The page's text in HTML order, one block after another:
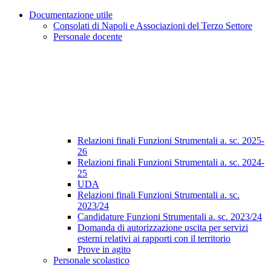
Documentazione utile
Consolati di Napoli e Associazioni del Terzo Settore
Personale docente
Relazioni finali Funzioni Strumentali a. sc. 2025-
26
Relazioni finali Funzioni Strumentali a. sc. 2024-
25
UDA
Relazioni finali Funzioni Strumentali a. sc.
2023/24
Candidature Funzioni Strumentali a. sc. 2023/24
Domanda di autorizzazione uscita per servizi
esterni relativi ai rapporti con il territorio
Prove in agito
Personale scolastico